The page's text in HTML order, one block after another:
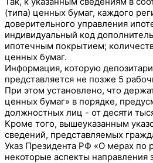
(типа) ценных бумаг, каждого
доверительного управления
индивидуальный код
ипотечным покрытием;
ценных бумаг.
Информация, которую
представляется не позже 5
При этом установлено, что
ценных бумаг» в порядке,
должностных лиц - от десяти
Кроме того, вышеуказанным
сведений, представляемых
Указ Президента РФ «О мерах по
некоторые аспекты